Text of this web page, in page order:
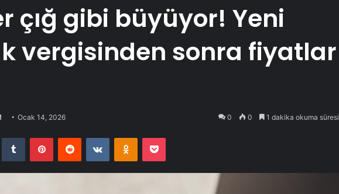
çığ gibi büyüyor! Yeni
vergisinden sonra fiyatlar
Ocak 14, 2026 0 0 1 dakika okuma süresi
Tumblr PinterestReddit VKontakteOdnoklassniki
Pocket